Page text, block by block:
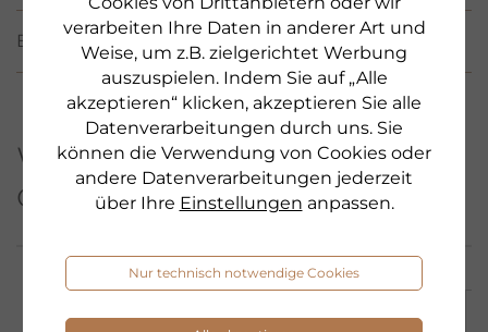
verarbeiten Ihre Daten in anderer Art und
Weise, um z.B. zielgerichtet Werbung
auszuspielen. Indem Sie auf „Alle
akzeptieren“ klicken, akzeptieren Sie alle
Datenverarbeitungen durch uns. Sie
können die Verwendung von Cookies oder
andere Datenverarbeitungen jederzeit
über Ihre Einstellungen anpassen.
Nur technisch notwendige Cookies
BEWERTUNGEN (103)
Weitere Produkte aus
dieser Serie